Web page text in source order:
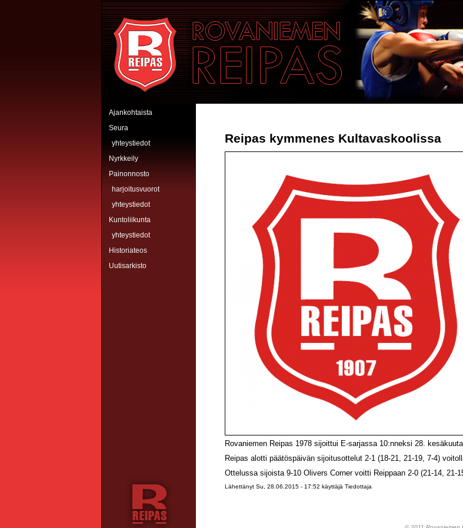
Rovaniemen Reipas
Ajankohtaista
Seura
yhteystiedot
Nyrkkeily
Painonnosto
harjoitusvuorot
yhteystiedot
Kuntoliikunta
yhteystiedot
Historiateos
Uutisarkisto
Reipas kymmenes Kultavaskoolissa
Rovaniemen Reipas 1978 sijoittui E-sarjassa 10:nneksi 28.
Reipas alotti päätöspäivän sijoitusottelut 2-1 (18-21, 21-19, 7-4)
Ottelussa sijoista 9-10 Olivers Corner voitti Reippaan 2-0 (21-14, 21-
Lähettänyt Su, 28.06.2015 - 17:52 käyttäjä Tiedottaja